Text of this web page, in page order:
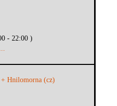
- 22:00 )
Hnilomorna (cz)